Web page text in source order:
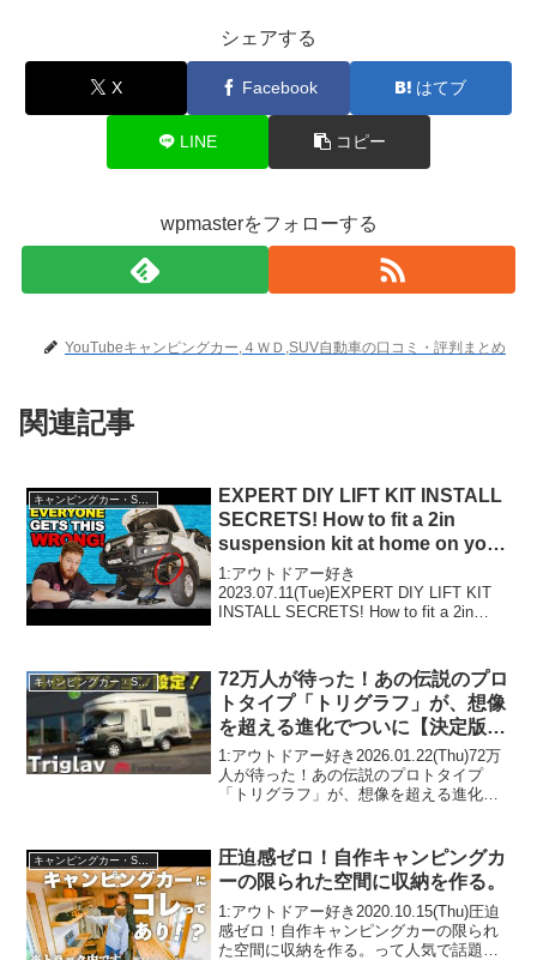
シェアする
X Facebook はてブ
LINE コピー
wpmasterをフォローする
YouTubeキャンピングカー,４ＷＤ,SUV自動車の口コミ・評判まとめ
関連記事
EXPERT DIY LIFT KIT INSTALL
SECRETS! How to fit a 2in
suspension kit at home on your
4WD
1:アウトドアー好き
2023.07.11(Tue)EXPERT DIY LIFT KIT
INSTALL SECRETS! How to fit a 2in
キャンピングカー・SUV人気車種
72万人が待った！あの伝説のプロ
トタイプ「トリグラフ」が、想像
を超える進化でついに【決定版】
へ！
1:アウトドアー好き2026.01.22(Thu)72万
人が待った！あの伝説のプロトタイプ
「トリグラフ」が、想像を超える進化で
ー好き2026.01.22(Thu)この...
キャンピングカー・SUV人気車種
圧迫感ゼロ！自作キャンピングカ
ーの限られた空間に収納を作る。
1:アウトドアー好き2020.10.15(Thu)圧迫
感ゼロ！自作キャンピングカーの限られ
た空間に収納を作る。って人気で話題ら